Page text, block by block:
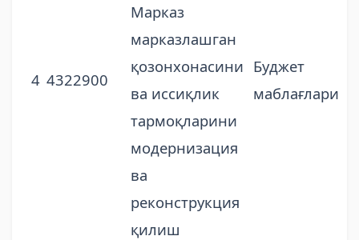
4 4322900
Марказ
марказлашган
қозонхонасини
ва иссиқлик
тармоқларини
модернизация
ва
реконструкция
қилиш
Буджет
маблағлари